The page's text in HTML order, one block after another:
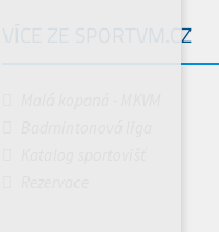
VÍCE ZE SPORTVM.CZ